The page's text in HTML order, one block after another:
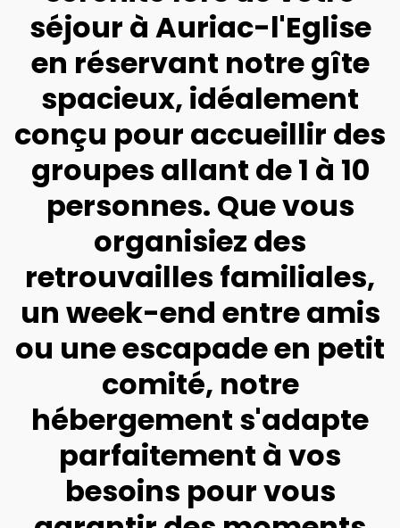
séjour à Auriac-l'Eglise
en réservant notre gîte
spacieux, idéalement
conçu pour accueillir des
groupes allant de 1 à 10
personnes. Que vous
organisiez des
retrouvailles familiales,
un week-end entre amis
ou une escapade en petit
comité, notre
hébergement s'adapte
parfaitement à vos
besoins pour vous